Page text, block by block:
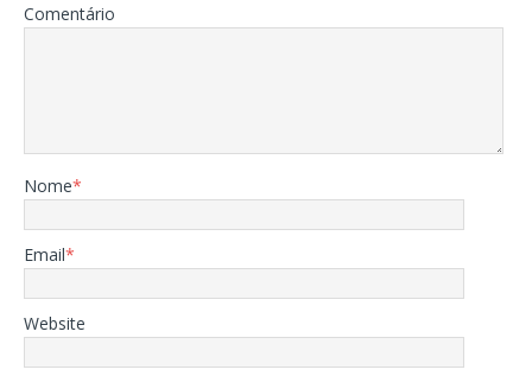
Comentário
Nome*
Email*
Website